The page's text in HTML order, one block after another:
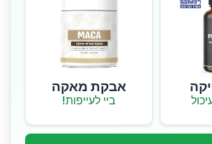
אבקת מאקה
ביי לעייפות!